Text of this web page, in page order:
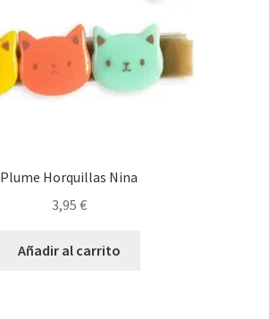
Plume Horquillas Nina
3,95 €
Añadir al carrito